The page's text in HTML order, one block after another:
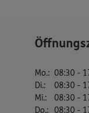
Mo.: 08:30 -
Di.:
08:30 -
Mi.:
08:30 -
Do.: 08:30 -